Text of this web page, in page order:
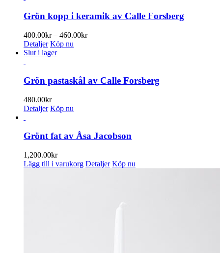
väljas
på
flera
De
olika
alternativen
på
produktsidan
Grön kopp i keramik av Calle Forsberg
400.00kr – 460.00krPrisintervall:
Detaljer Köp nu
Slut i lager
Grön pastaskål av Calle Forsberg
480.00kr
Detaljer Köp nu
Grönt fat av Åsa Jacobson
1,200.00kr
Lägg till i varukorg Detaljer Köp nu